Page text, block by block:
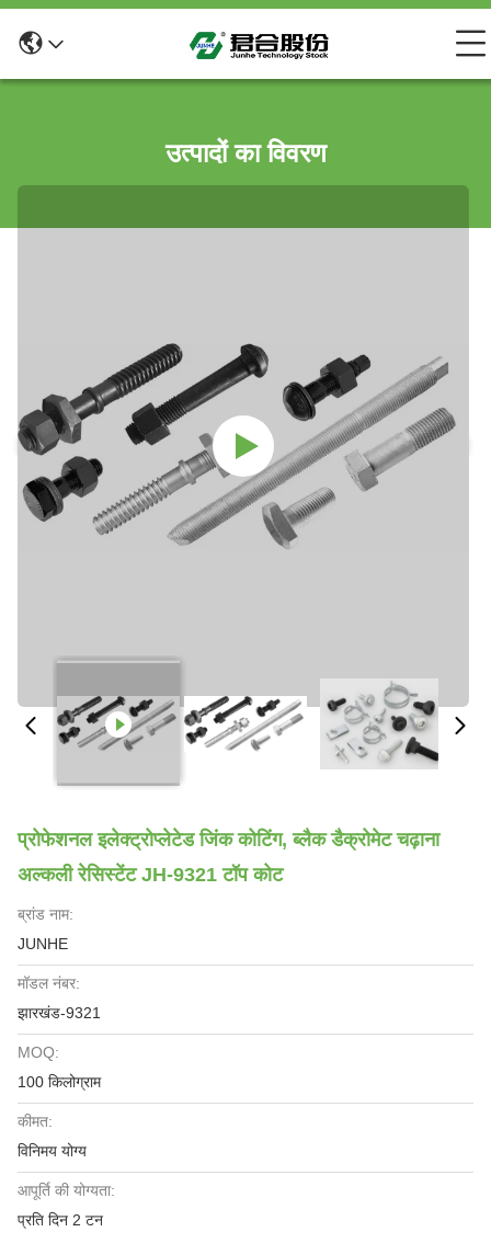
उत्पादों का विवरण
प्रोफेशनल इलेक्ट्रोप्लेटेड जिंक कोटिंग, ब्लैक डैक्रोमेट चढ़ाना
अल्कली रेसिस्टेंट JH-9321 टॉप कोट
ब्रांड नाम:
JUNHE
मॉडल नंबर:
झारखंड-9321
MOQ:
100 किलोग्राम
कीमत:
विनिमय योग्य
आपूर्ति की योग्यता:
प्रति दिन 2 टन